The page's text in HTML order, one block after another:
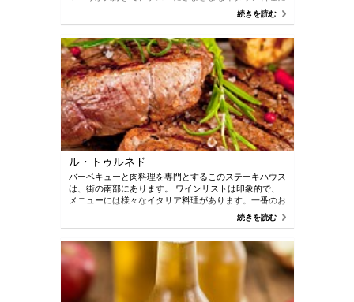
ついて喜んで説明してくれます。 折衷的でヴィンテー
ジな装飾品が満載で、ここでユニークな食事体験ができ
続きを読む
ル・トゥルネド
バーベキューと肉料理を専門とするこのステーキハウス
は、街の南部にあります。 ワインリストは印象的で、
メニューには様々なイタリア料理があります。一番のお
すすめは、その名を冠したトルネードです。続きを読む